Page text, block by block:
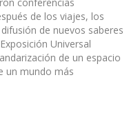
de los viajes, los
de nuevos saberes
Universal
de un espacio
un mundo más